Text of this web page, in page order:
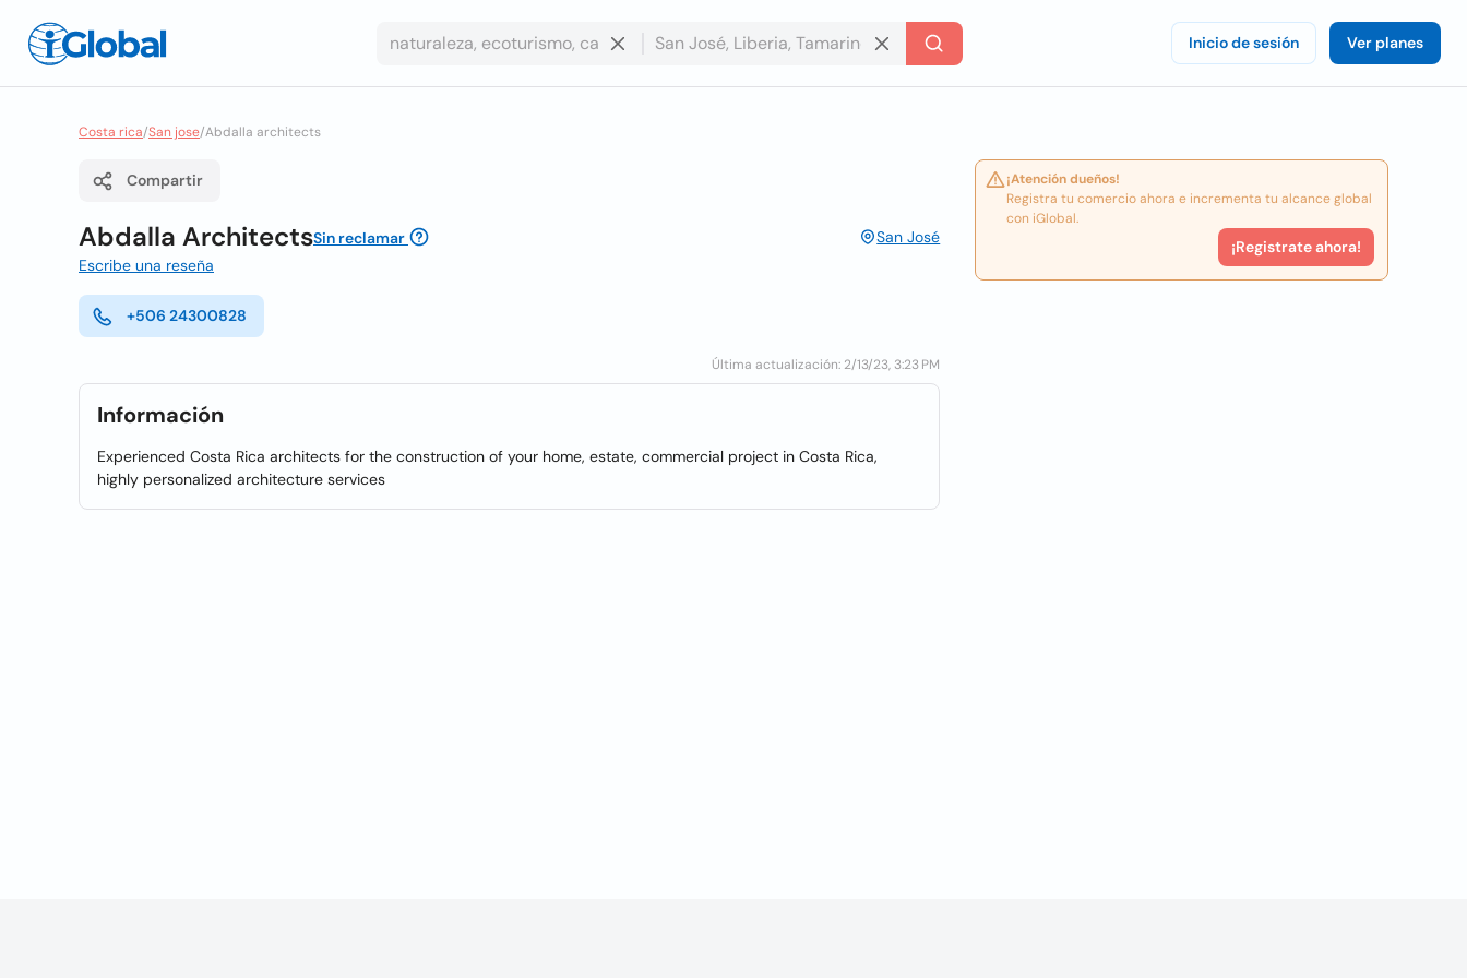
Inicio de sesión Ver planes
Costa rica/San jose/Abdalla architects
Compartir
Abdalla ArchitectsSin reclamar
San José
Escribe una reseña
+506 24300828
Última actualización: 2/13/23, 3:23 PM
Información
Experienced Costa Rica architects for the construction of your home, estate, commercial project in Costa Rica,
highly personalized architecture services
¡Atención dueños!
Registra tu comercio ahora e incrementa tu alcance global
con iGlobal.
¡Registrate ahora!